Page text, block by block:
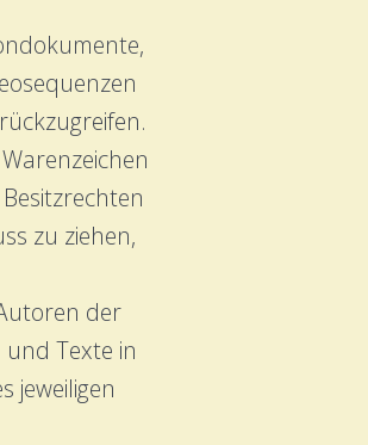
zu ziehen,
der
Texte in
jeweiligen